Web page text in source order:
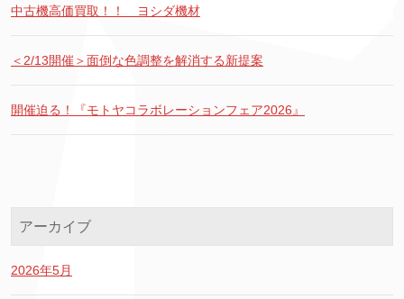
中古機高価買取！！ ヨシダ機材
＜2/13開催＞面倒な色調整を解消する新提案
開催迫る！『モトヤコラボレーションフェア2026』
アーカイブ
2026年5月